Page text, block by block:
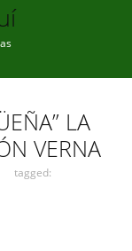
LA
VERNA
tagged: